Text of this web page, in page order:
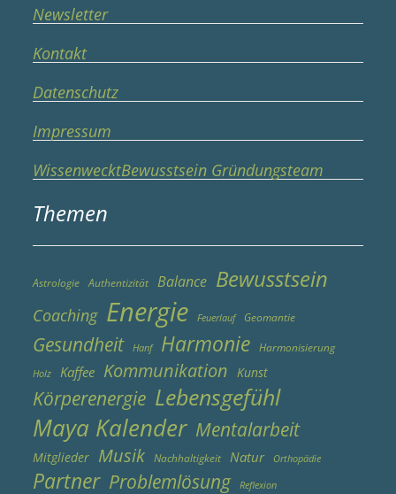
Newsletter
Kontakt
Datenschutz
Impressum
WissenwecktBewusstsein Gründungsteam
Themen
Astrologie Authentizität Balance Bewusstsein
Coaching Energie Feuerlauf Geomantie
Gesundheit Hanf Harmonie Harmonisierung
Holz Kaffee Kommunikation Kunst
Körperenergie Lebensgefühl
Maya Kalender Mentalarbeit
Mitglieder Musik Nachhaltigkeit Natur Orthopädie
Partner Problemlösung Reflexion